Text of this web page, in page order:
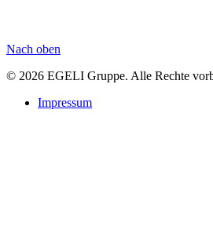
Nach oben
© 2026 EGELI Gruppe. Alle Rechte
Impressum